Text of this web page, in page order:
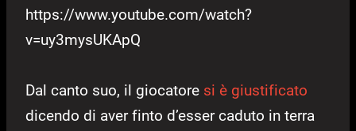
https://www.youtube.com/watch?
v=uy3mysUKApQ
Dal canto suo, il giocatore si è giustificato
dicendo di aver finto d’esser caduto in terra